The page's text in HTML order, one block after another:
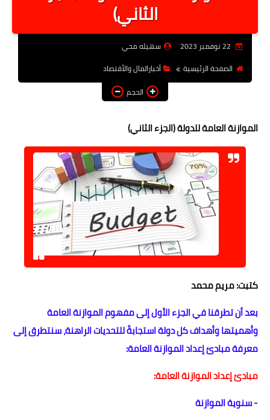
أخبار الرياصة
الطب البديل
خدمات
اخبار فنيه
التعليم
الصحه
الطقس
معلومه قانونيه
خدمات
الصحه والجمال
الثاني)
سهيله محي
الصفحة الرئيسية
أخبارالمال والأقتصاد
الحجم
الموازنة العامة للدولة (الجزء الثاني)
كتبت: مريم محمد
بعد أن تطرقنا في الجزء الأول إلى مفهوم الموازنة العامة
وأهميتها وأهداف كل دولة استجابةً للتحديات الراهنة، سنتطرق إلى
معرفة مبادئ إعداد الموازنة العامة:
مبادئ إعداد الموازنة العامة:
- سنوية الموازنة